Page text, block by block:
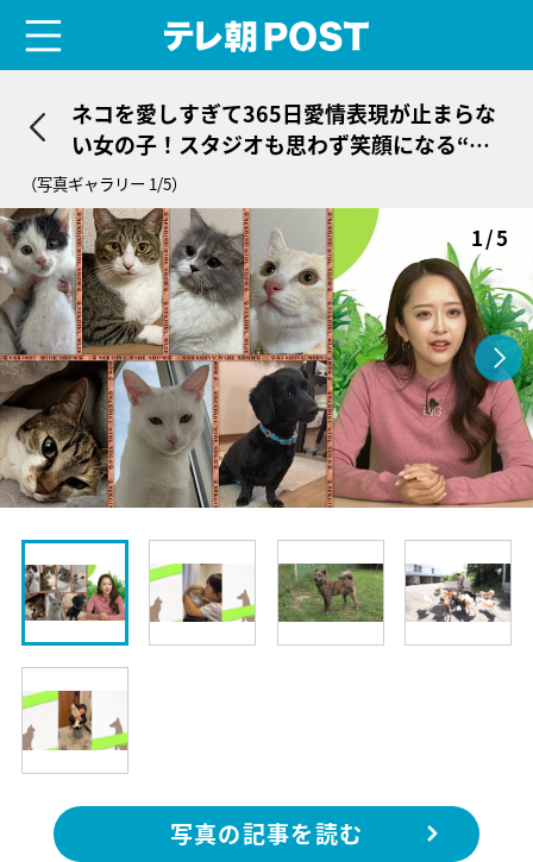
ネコを愛しすぎて365日愛情表現が止まらな
い女の子！スタジオも思わず笑顔になる“最
強コラボ”
（写真ギャラリー 1/5）
1/5
写真の記事を読む